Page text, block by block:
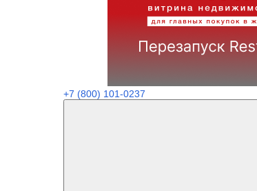
+7 (800) 101-0237